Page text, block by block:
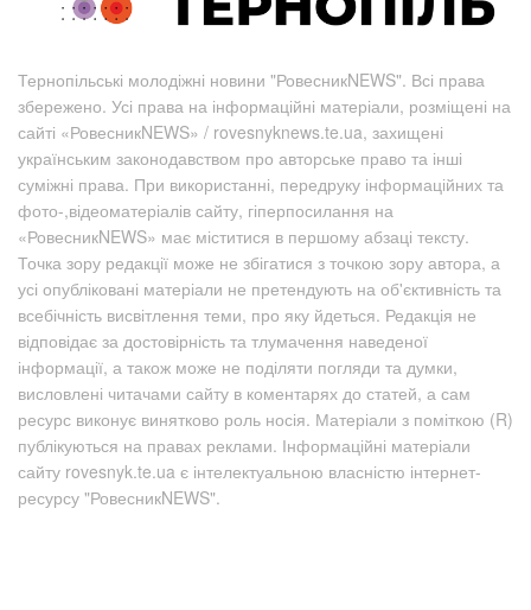
Тернопільські молодіжні новини "РовесникNEWS". Всі права
збережено. Усі права на інформаційні матеріали, розміщені на
сайті «РовесникNEWS» / rovesnyknews.te.ua, захищені
українським законодавством про авторське право та інші
суміжні права. При використанні, передруку інформаційних та
фото-,відеоматеріалів сайту, гіперпосилання на
«РовесникNEWS» має міститися в першому абзаці тексту.
Точка зору редакції може не збігатися з точкою зору автора, а
усі опубліковані матеріали не претендують на об'єктивність та
всебічність висвітлення теми, про яку йдеться. Редакція не
відповідає за достовірність та тлумачення наведеної
інформації, а також може не поділяти погляди та думки,
висловлені читачами сайту в коментарях до статей, а сам
ресурс виконує винятково роль носія. Матеріали з поміткою (R)
публікуються на правах реклами. Інформаційні матеріали
сайту rovesnyk.te.ua є інтелектуальною власністю інтернет-
ресурсу "РовесникNEWS".